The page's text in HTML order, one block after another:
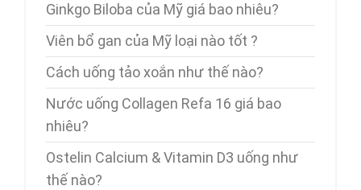
Ginkgo Biloba của Mỹ giá bao nhiêu?
Viên bổ gan của Mỹ loại nào tốt ?
Cách uống tảo xoắn như thế nào?
Nước uống Collagen Refa 16 giá bao
nhiêu?
Ostelin Calcium & Vitamin D3 uống như
thế nào?